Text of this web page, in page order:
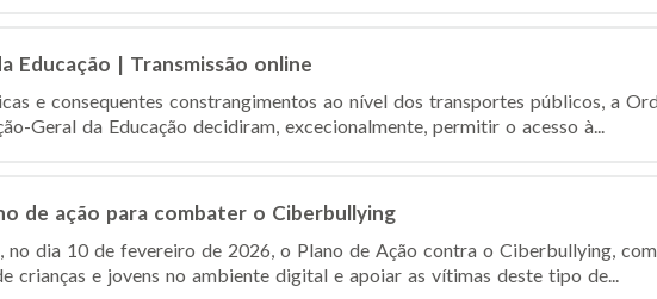
Educação | Transmissão online
e consequentes constrangimentos ao nível dos transportes públicos, a
Geral da Educação decidiram, excecionalmente, permitir o acesso à...
de ação para combater o Ciberbullying
no dia 10 de fevereiro de 2026, o Plano de Ação contra o Ciberbullying,
crianças e jovens no ambiente digital e apoiar as vítimas deste tipo de...